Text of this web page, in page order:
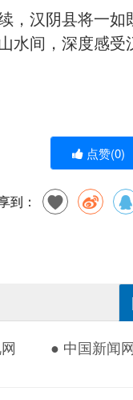
，汉阴县将一
水间，深度感受
点赞(0)
到：
● 中国新闻网